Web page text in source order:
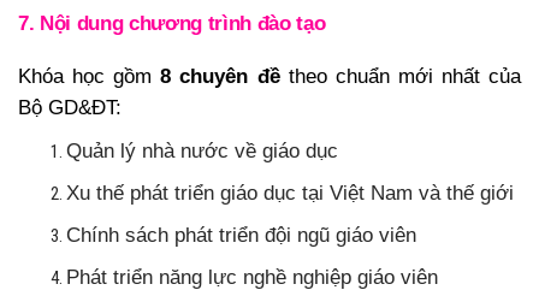
7. Nội dung chương trình đào tạo
Khóa học gồm8 chuyên đềtheo chuẩn mới nhất của
Bộ GD&ĐT:
Quản lý nhà nước về giáo dục
Xu thế phát triển giáo dục tại Việt Nam và thế giới
Chính sách phát triển đội ngũ giáo viên
Phát triển năng lực nghề nghiệp giáo viên